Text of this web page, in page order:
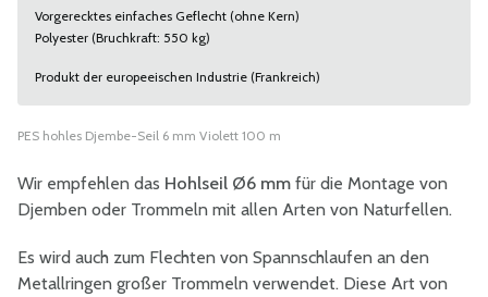
Vorgerecktes einfaches Geflecht (ohne Kern)
Polyester (Bruchkraft: 550 kg)
Produkt der europeeischen Industrie (Frankreich)
PES hohles Djembe-Seil 6 mm Violett 100 m
Wir empfehlen das Hohlseil Ø6 mm für die Montage von
Djemben oder Trommeln mit allen Arten von Naturfellen.
Es wird auch zum Flechten von Spannschlaufen an den
Metallringen großer Trommeln verwendet. Diese Art von